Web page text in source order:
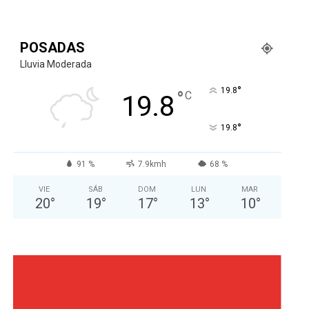
POSADAS
Lluvia Moderada
19.8 °C 19.8°
19.8°
91 % 7.9kmh 68 %
VIE
20°
SÁB
19°
DOM
17°
LUN
13°
MAR
10°